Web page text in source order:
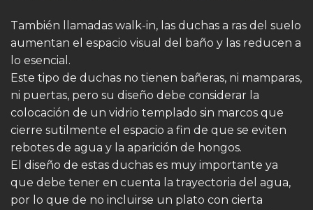
También llamadas walk-in, las duchas a ras del suelo
aumentan el espacio visual del baño y las reducen a
lo esencial.
Este tipo de duchas no tienen bañeras, ni mamparas,
ni puertas, pero su diseño debe considerar la
colocación de un vidrio templado sin marcos que
cierre sutilmente el espacio a fin de que se eviten
rebotes de agua y la aparición de hongos.
El diseño de estas duchas es muy importante ya
que debe tener en cuenta la trayectoria del agua,
por lo que de no incluirse un plato con cierta